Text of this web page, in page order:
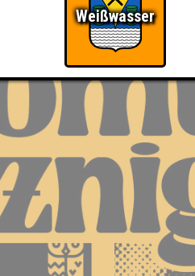
Weißwasser